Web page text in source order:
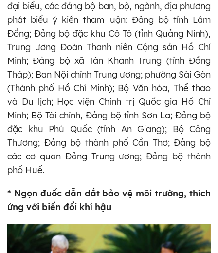
đại biểu, các đảng bộ ban, bộ, ngành, địa phương
phát biểu ý kiến tham luận: Đảng bộ tỉnh Lâm
Đồng; Đảng bộ đặc khu Cô Tô (tỉnh Quảng Ninh),
Trung ương Đoàn Thanh niên Cộng sản Hồ Chí
Minh; Đảng bộ xã Tân Khánh Trung (tỉnh Đồng
Tháp); Ban Nội chính Trung ương; phường Sài Gòn
(Thành phố Hồ Chí Minh); Bộ Văn hóa, Thể thao
và Du lịch; Học viện Chính trị Quốc gia Hồ Chí
Minh; Bộ Tài chính, Đảng bộ tỉnh Sơn La; Đảng bộ
đặc khu Phú Quốc (tỉnh An Giang); Bộ Công
Thương; Đảng bộ thành phố Cần Thơ; Đảng bộ
các cơ quan Đảng Trung ương; Đảng bộ thành
phố Huế.
* Ngọn đuốc dẫn dắt bảo vệ môi trường, thích
ứng với biến đổi khí hậu